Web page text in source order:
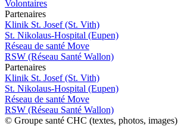
Volontaires
Partenaires
Klinik St. Josef (St. Vith)
St. Nikolaus-Hospital (Eupen)
Réseau de santé Move
RSW (Réseau Santé Wallon)
Partenaires
Klinik St. Josef (St. Vith)
St. Nikolaus-Hospital (Eupen)
Réseau de santé Move
RSW (Réseau Santé Wallon)
© Groupe santé CHC (textes, photos, images)